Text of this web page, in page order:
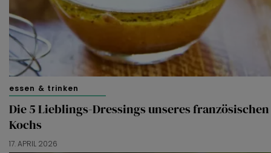
essen & trinken
Die 5 Lieblings-Dressings unseres französischen
Kochs
17. APRIL 2026